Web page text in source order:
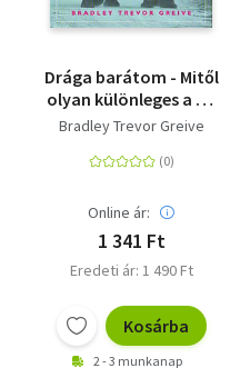
Drága barátom - Mitől
olyan különleges a mi
barátságunk?
Bradley Trevor Greive
Online ár:
1 341 Ft
Eredeti ár: 1 490 Ft
Kosárba
2 - 3 munkanap